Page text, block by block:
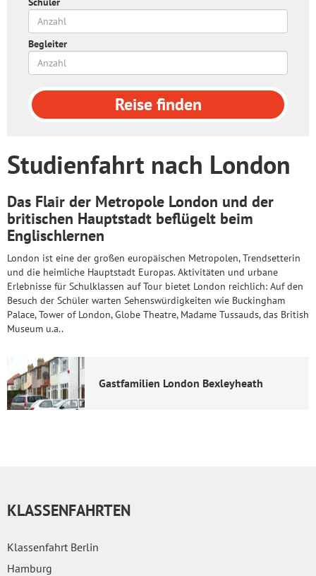
Begleiter
Reisefinden
Studienfahrt nach London
Das Flair der Metropole London und der
britischen Hauptstadt beflügelt beim
Englischlernen
London ist eine der großen europäischen Metropolen, Trendsetterin
und die heimliche Hauptstadt Europas. Aktivitäten und urbane
Erlebnisse für Schulklassen auf Tour bietet London reichlich: Auf den
Besuch der Schüler warten Sehenswürdigkeiten wie Buckingham
Palace, Tower of London, Globe Theatre, Madame Tussauds, das British
Museum u.a..
Gastfamilien London Bexleyheath
KLASSENFAHRTEN
Klassenfahrt Berlin
Hamburg